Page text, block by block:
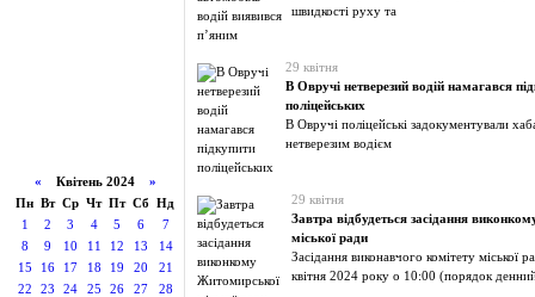
« Квітень 2024 »
Пн Вт Ср Чт Пт Сб Нд
1
2 3 4 5 6
7
8
9 10 11 12 13
14
15
16 17 18 19 20
21
22
23 24 25 26 27
28
швидкості руху та
29 квітня
В Овручі нетверезий водій намагався
поліцейських
В Овручі поліцейські задокументували
нетверезим водієм
29 квітня
Завтра відбудеться засідання
міської ради
Засідання виконавчого комітету міської
квітня 2024 року о 10:00 (порядок